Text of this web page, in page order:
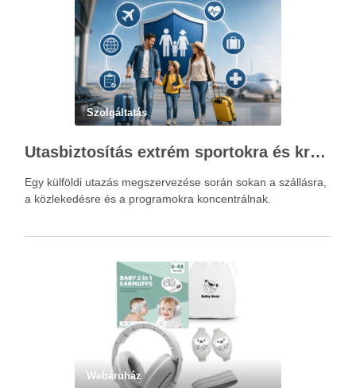
Szolgáltatás
Utasbiztosítás extrém sportokra és krónikus betegségek esetén: mire figyelj utazás előtt?
Egy külföldi utazás megszervezése során sokan a szállásra,
a közlekedésre és a programokra koncentrálnak.
Webáruház